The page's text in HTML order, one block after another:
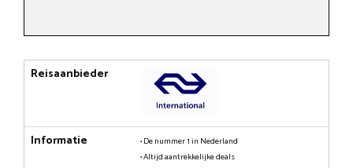
Reisaanbieder
Informatie
• De nummer 1 in Nederland
• Altijd aantrekkelijke deals